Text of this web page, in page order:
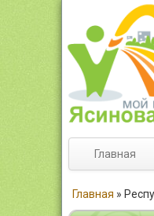
Главная
Главная »